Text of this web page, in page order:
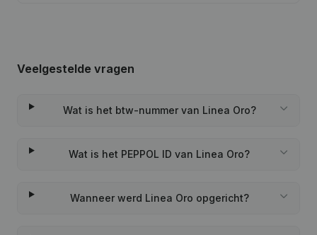
Veelgestelde vragen
Wat is het btw-nummer van Linea Oro?
Wat is het PEPPOL ID van Linea Oro?
Wanneer werd Linea Oro opgericht?